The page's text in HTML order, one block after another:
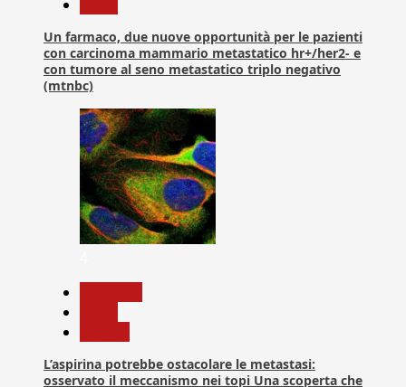
Un farmaco, due nuove opportunità per le pazienti
con carcinoma mammario metastatico hr+/her2- e
con tumore al seno metastatico triplo negativo
(mtnbc)
L’aspirina potrebbe ostacolare le metastasi:
osservato il meccanismo nei topi Una scoperta che